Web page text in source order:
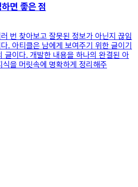
면 좋은 점
번 찾아보고 잘못된 정보가 아닌지 끊임
. 아티클은 남에게 보여주기 위한 글이기
글이다. 개발한 내용을 하나의 완결된 아
을 머릿속에 명확하게 정리해주